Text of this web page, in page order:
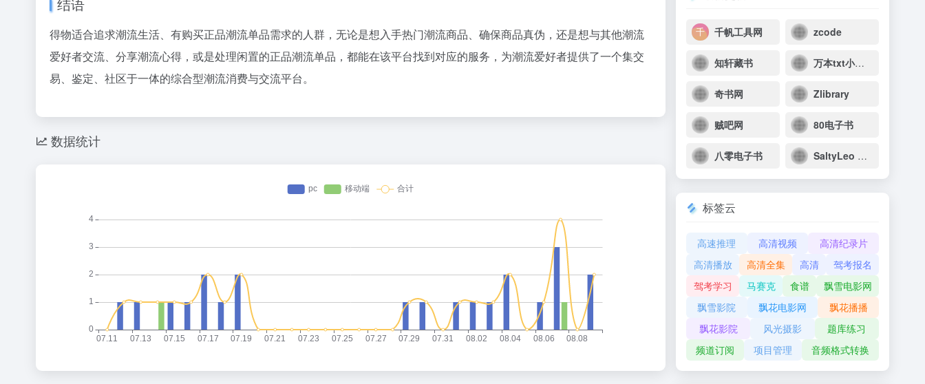
得物适合追求潮流生活、有购买正品潮流单品需求的人群，无论是想入手热门潮流商品、确保商品真伪，还是想与其他潮流
爱好者交流、分享潮流心得，或是处理闲置的正品潮流单品，都能在该平台找到对应的服务，为潮流爱好者提供了一个集交
易、鉴定、社区于一体的综合型潮流消费与交流平台。
数据统计
千帆工具网 zcode
知轩藏书 万本txt小说下载网
奇书网 Zlibrary
贼吧网 80电子书
八零电子书 SaltyLeo 的书架
标签云
高速推理 高清视频
高清纪录片
高清播放
高清全集 高清
驾考报名
驾考学习
马赛克 食谱
飘雪电影网
飘雪影院
飘花电影网
飘花播播
飘花影院
风光摄影
题库练习
频道订阅
项目管理 音频格式转换